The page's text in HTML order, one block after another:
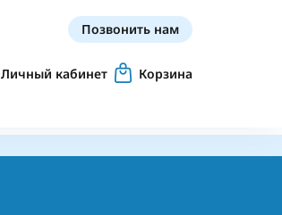
Позвонить нам
Личный кабинет Корзина